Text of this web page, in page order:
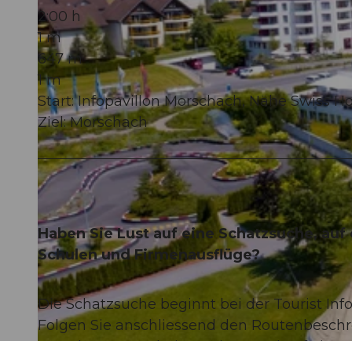
2:00 h
1 m
647 m
1 m
Start: Infopavillon Morschach, Nähe Swiss
Ziel: Morschach
Haben Sie Lust auf eine Schatzsuche,
Schulen und Firmenausflüge?
Die Schatzsuche beginnt bei der Tourist
Folgen Sie anschliessend den